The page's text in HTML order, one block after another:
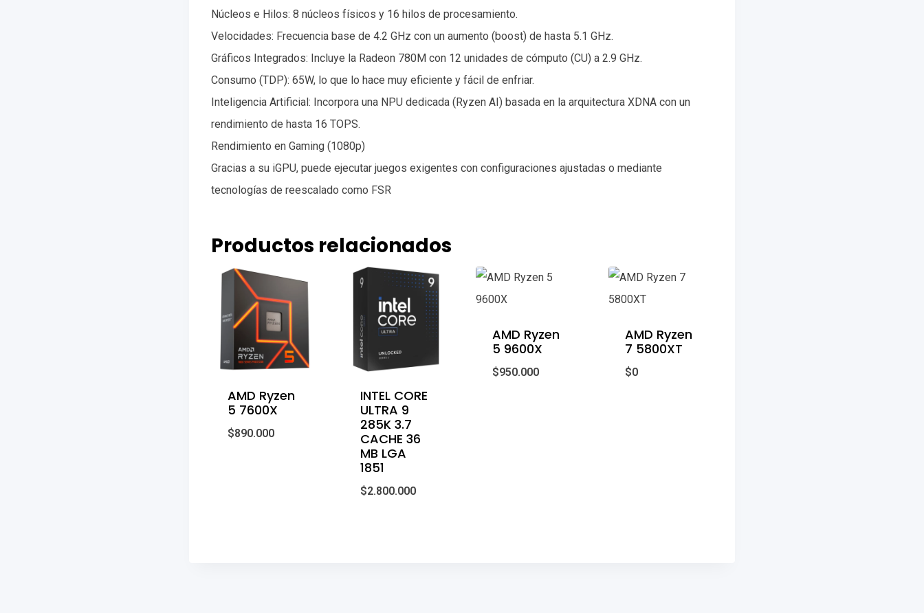
Núcleos e Hilos: 8 núcleos físicos y 16 hilos de procesamiento.
Velocidades: Frecuencia base de 4.2 GHz con un aumento (boost) de hasta 5.1 GHz.
Gráficos Integrados: Incluye la Radeon 780M con 12 unidades de cómputo (CU) a 2.9 GHz.
Consumo (TDP): 65W, lo que lo hace muy eficiente y fácil de enfriar.
Inteligencia Artificial: Incorpora una NPU dedicada (Ryzen AI) basada en la arquitectura XDNA con un
rendimiento de hasta 16 TOPS.
Rendimiento en Gaming (1080p)
Gracias a su iGPU, puede ejecutar juegos exigentes con configuraciones ajustadas o mediante
tecnologías de reescalado como FSR
Productos relacionados
AMD Ryzen
5 7600X
$890.000
INTEL CORE
ULTRA 9
285K 3.7
CACHE 36
MB LGA
1851
$2.800.000
AMD Ryzen
5 9600X
$950.000
AMD Ryzen
7 5800XT
$0